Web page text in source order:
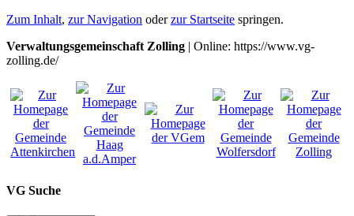
Zum Inhalt, zur Navigation oderzur Startseite springen.
Verwaltungsgemeinschaft Zolling | Online: https://www.vg-
zolling.de/
VG Suche